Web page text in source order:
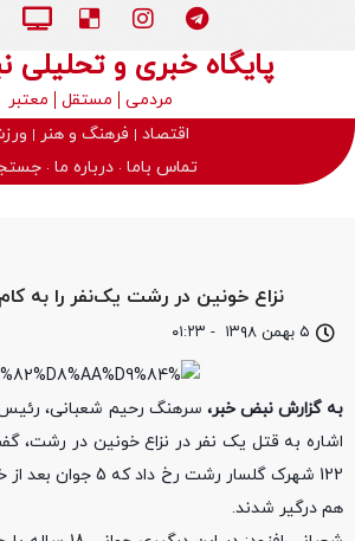
پایگاه خبری و
مردمی مستقل
معتبر
اقتصاد
فرهنگ و هنر
تماس باما درباره ما
۵ بهمن ۱۳۹۸ - ۰۱:۲۳
نزاع خونین در رشت یک‌نفر را به
به گزارش نبض خبر، سرهنگ رحیم شعبانی،
اشاره به قتل یک نفر در نزاع خونین در رشت،
122 شهرک گلسار رشت رخ
هم درگیر شدند.